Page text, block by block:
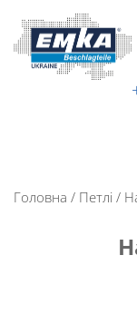
ЕМКА
Промислова
Головна / Петлі /